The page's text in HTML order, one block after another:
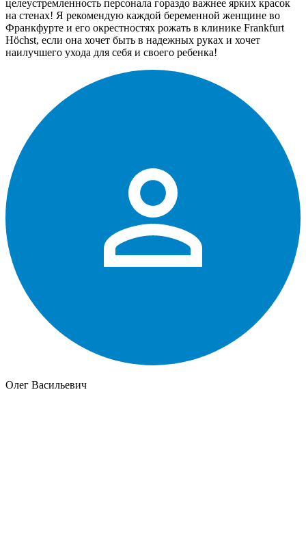
целеустремленность персонала гораздо важнее ярких красок
на стенах! Я рекомендую каждой беременной женщине во
Франкфурте и его окрестностях рожать в клинике Frankfurt
Höchst, если она хочет быть в надежных руках и хочет
наилучшего ухода для себя и своего ребенка!
Олег Васильевич